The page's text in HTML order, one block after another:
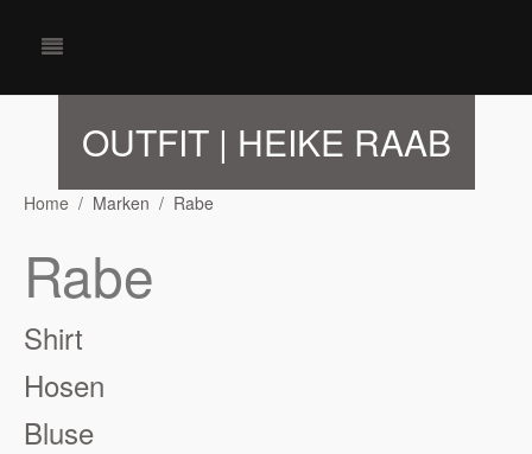
OUTFIT | HEIKE RAAB
Home Marken Rabe
Rabe
Shirt
Hosen
Bluse